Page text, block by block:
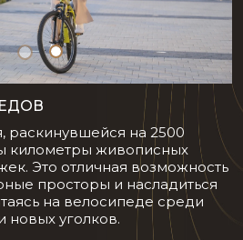
раскинувшейся на 2500
километры живописных
Это отличная возможность
просторы и насладиться
на велосипеде среди
новых уголков.